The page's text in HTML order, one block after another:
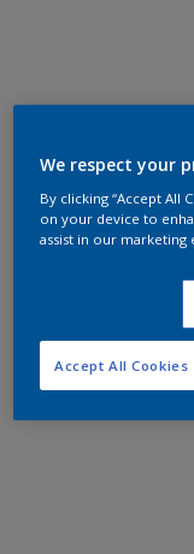
We respect your
By clicking “Accept All
on your device to
assist in our marketing
Accept All Cookies